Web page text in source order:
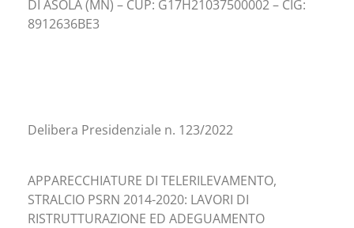
DI ASOLA (MN) – CUP: G17H21037500002 – CIG:
8912636BE3
Delibera Presidenziale n. 123/2022
APPARECCHIATURE DI TELERILEVAMENTO,
STRALCIO PSRN 2014-2020: LAVORI DI
RISTRUTTURAZIONE ED ADEGUAMENTO